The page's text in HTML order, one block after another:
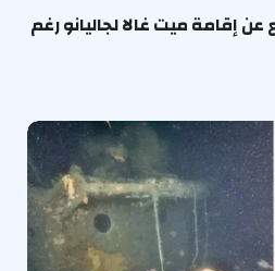
عن إقامة ميت غالا لجاليانو رغم